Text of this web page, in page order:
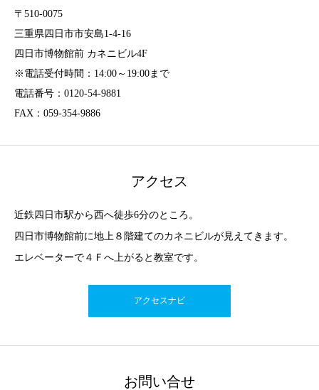
〒510-0075
三重県四日市市安島1-4-16
四日市博物館前 カネニビル4F
※電話受付時間：14:00～19:00まで
電話番号：0120-54-9881
FAX：059-354-9886
アクセス
近鉄四日市駅から西へ徒歩6分のところ。
四日市博物館前に地上８階建てのカネニビルが見えてきます。
エレベーターで４Ｆへ上がると教室です。
アクセスナビ
お問い合せ